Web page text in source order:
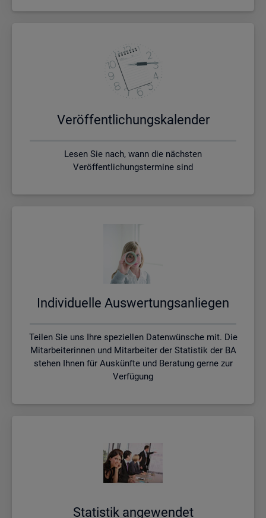
Ver­öf­fent­li­chungs­ka­len­der
Lesen Sie nach, wann die nächsten
Veröffentlichungstermine sind
In­di­vi­du­el­le Aus­wer­tungs­an­lie­gen
Teilen Sie uns Ihre speziellen Datenwünsche mit. Die
Mitarbeiterinnen und Mitarbeiter der Statistik der BA
stehen Ihnen für Auskünfte und Beratung gerne zur
Verfügung
Sta­tis­tik an­ge­wen­det